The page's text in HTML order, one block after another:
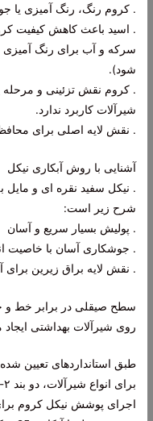
. کروم رنگ، رنگ آمیزی یا
. اسید باعث کاهش کیفیت
سرکه و آب برای رنگ آمیزی
شود).
. کروم نقش تزئینی و مرحله
شیرآلات کاربرد ندارد.
. نقش لایه اصلی برای
آشنایی با روش آبکاری نیکل
. نیکل سفید نقره ای و مایل
شرح زیر است:
. پولیش بسیار سریع و آسان
. جوشکاری آسان با خاصیت
. نقش لایه براق زیرین برای
سطح صیقلی در برابر خط و
روی شیرآلات بهداشتی ایجاد
طبق استانداردهای تعیین
اجرای پوشش نیکل کروم